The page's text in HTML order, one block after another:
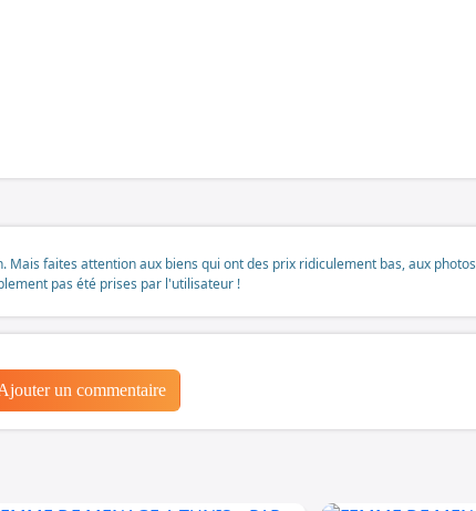
Mais faites attention aux biens qui ont des prix ridiculement bas, aux photos
pas été prises par l'utilisateur !
un commentaire